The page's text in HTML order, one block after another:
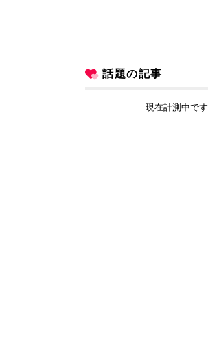
話題の記事
現在計測中です